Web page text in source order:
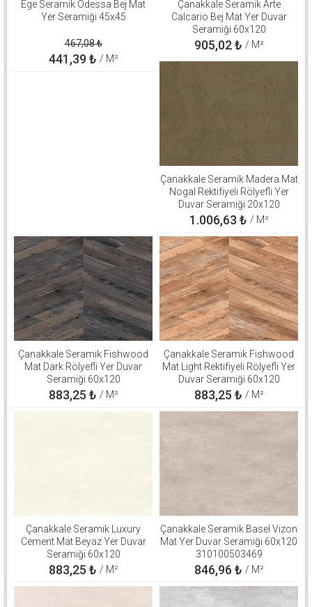
Ege Seramik Odessa Bej Mat
Yer Seramiği 45x45
467,08₺
441,39₺ / M²
Çanakkale Seramik Arte
Calcario Bej Mat Yer Duvar
Seramiği 60x120
310100906646
905,02₺ / M²
Çanakkale Seramik Madera Mat
Nogal Rektifiyeli Rölyefli Yer
Duvar Seramiği 20x120
310100503267
1.006,63 ₺ / M²
Çanakkale Seramik Fishwood
Mat Dark Rölyefli Yer Duvar
Seramiği 60x120
310100503126
883,25 ₺ / M²
Çanakkale Seramik Fishwood
Mat Light Rektifiyeli Rölyefli Yer
Duvar Seramiği 60x120
310100503125
883,25 ₺ / M²
Çanakkale Seramik Luxury
Cement Mat Beyaz Yer Duvar
Seramiği 60x120
310100906264
883,25 ₺ / M²
Çanakkale Seramik Basel Vizon
Mat Yer Duvar Seramiği 60x120
310100503469
846,96 ₺ / M²